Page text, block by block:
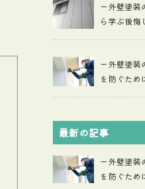
ー外壁塗装
ら学ぶ後悔
ー外壁塗装
を防ぐため
最新の記事
ー外壁塗装
を防ぐため